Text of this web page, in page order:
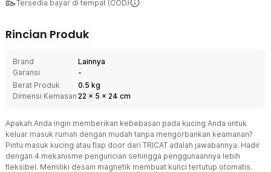
Tersedia bayar di tempat (COD)
Rincian Produk
Brand
Lainnya
Garansi
-
Berat Produk
0.5 kg
Dimensi Kemasan 22 x 5 x 24 cm
Apakah Anda ingin memberikan kebebasan pada kucing Anda untuk
keluar masuk rumah dengan mudah tanpa mengorbankan keamanan?
Pintu masuk kucing atau flap door dari TRICAT adalah jawabannya. Hadir
dengan 4 mekanisme penguncian sehingga penggunaannya lebih
fleksibel. Memiliki desain magnetik membuat kunci tertutup otomatis.